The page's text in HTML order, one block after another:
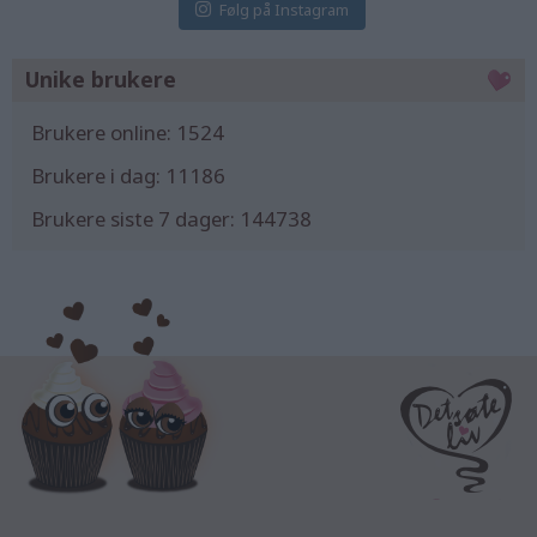
Følg på Instagram
Unike brukere
Brukere online: 1524
Brukere i dag: 11186
Brukere siste 7 dager: 144738